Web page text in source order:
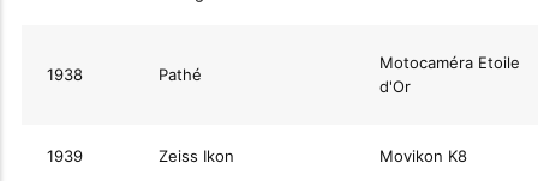
1938 Pathé
Motocaméra Etoile
d'Or
1939 Zeiss Ikon Movikon K8